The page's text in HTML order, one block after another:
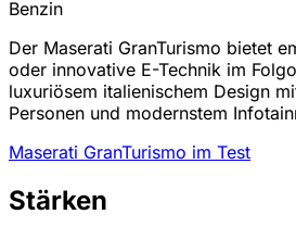
Benzin
Der Maserati GranTurismo bietet
oder innovative E-Technik im
luxuriösem italienischem Design
Personen und modernstem
Maserati GranTurismo im Test
Stärken